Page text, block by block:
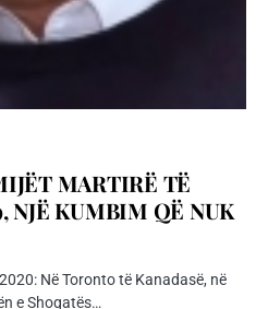
MARTIRË TË
NJË KUMBIM QË NUK
Në Toronto të Kanadasë, në
e Shoqatës…